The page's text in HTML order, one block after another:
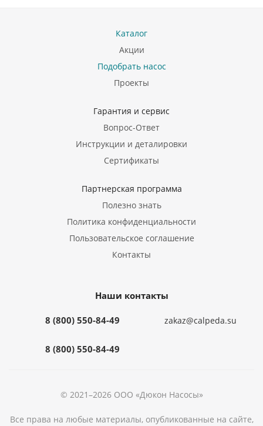
Каталог
Акции
Подобрать насос
Проекты
Гарантия и сервис
Вопрос-Ответ
Инструкции и деталировки
Сертификаты
Партнерская программа
Полезно знать
Политика конфиденциальности
Пользовательское соглашение
Контакты
Наши контакты
8 (800) 550-84-49
8 (800) 550-84-49
zakaz@calpeda.su
© 2021–2026 ООО «Дюкон Насосы»
Все права на любые материалы, опубликованные на сайте,